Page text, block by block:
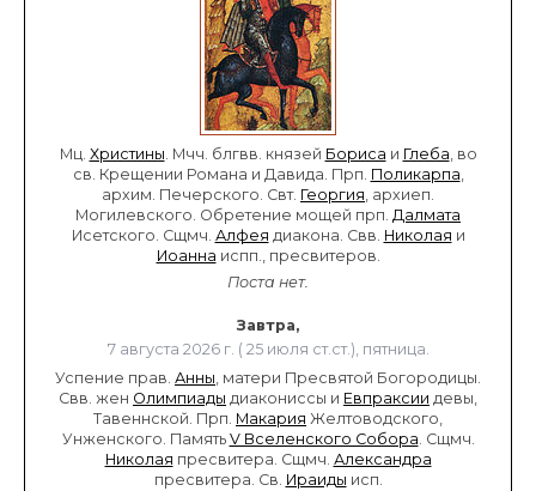
Мц. Христины. Мчч. блгвв. князей Бориса и Глеба, во
св. Крещении Романа и Давида. Прп. Поликарпа,
архим. Печерского. Свт. Георгия, архиеп.
Могилевского. Обретение мощей прп. Далмата
Исетского. Сщмч. Алфея диакона. Свв. Николая и
Иоанна испп., пресвитеров.
Поста нет.
Завтра,
7 августа 2026 г. ( 25 июля ст.ст.), пятница.
Успение прав. Анны, матери Пресвятой Богородицы.
Свв. жен Олимпиады диакониссы и Евпраксии девы,
Тавеннской. Прп. Макария Желтоводского,
Унженского. Память V Вселенского Собора. Сщмч.
Николая пресвитера. Сщмч. Александра
пресвитера. Св. Ираиды исп.